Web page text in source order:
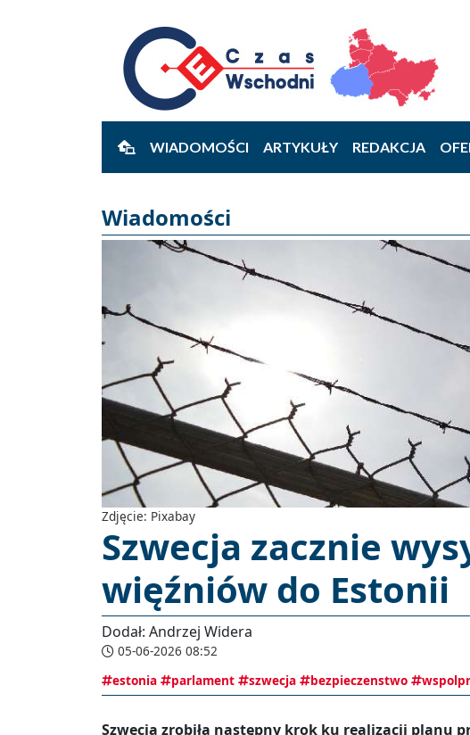
WIADOMOŚCI ARTYKUŁY REDAKCJA
Wiadomości
Zdjęcie: Pixabay
Szwecja zacznie
więźniów do Estonii
Dodał: Andrzej Widera
05-06-2026 08:52
estonia
parlament szwecja bezpieczenstwo
Szwecja zrobiła następny krok ku realizacji planu